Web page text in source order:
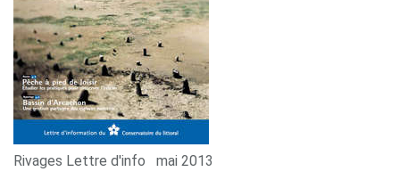
Rivages Lettre d'info mai 2013